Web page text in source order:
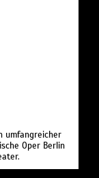
umfangreicher
Oper Berlin